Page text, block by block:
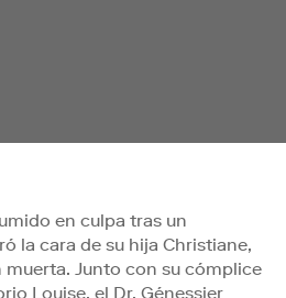
en culpa tras un
la cara de su hija Christiane,
muerta. Junto con su cómplice
Louise, el Dr. Génessier